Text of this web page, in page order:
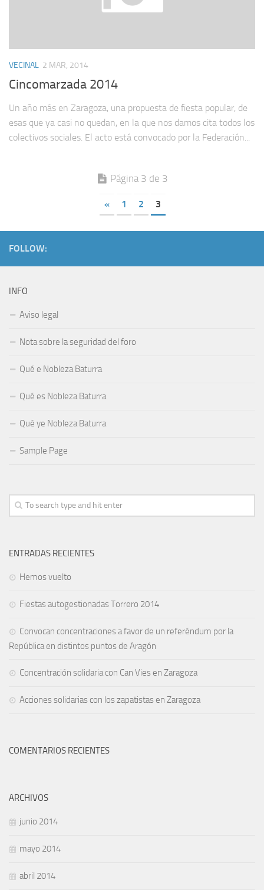
VECINAL 2 MAR, 2014
Cincomarzada 2014
Un año más en Zaragoza, una propuesta de fiesta popular, de
esas que ya casi no quedan, en la que nos damos cita todos los
colectivos sociales. El acto está convocado por la Federación...
Página 3 de 3
« 1 2 3
FOLLOW:
INFO
Aviso legal
Nota sobre la seguridad del foro
Qué e Nobleza Baturra
Qué es Nobleza Baturra
Qué ye Nobleza Baturra
Sample Page
ENTRADAS RECIENTES
Hemos vuelto
Fiestas autogestionadas Torrero 2014
Convocan concentraciones a favor de un referéndum por la
República en distintos puntos de Aragón
Concentración solidaria con Can Vies en Zaragoza
Acciones solidarias con los zapatistas en Zaragoza
COMENTARIOS RECIENTES
ARCHIVOS
junio 2014
mayo 2014
abril 2014